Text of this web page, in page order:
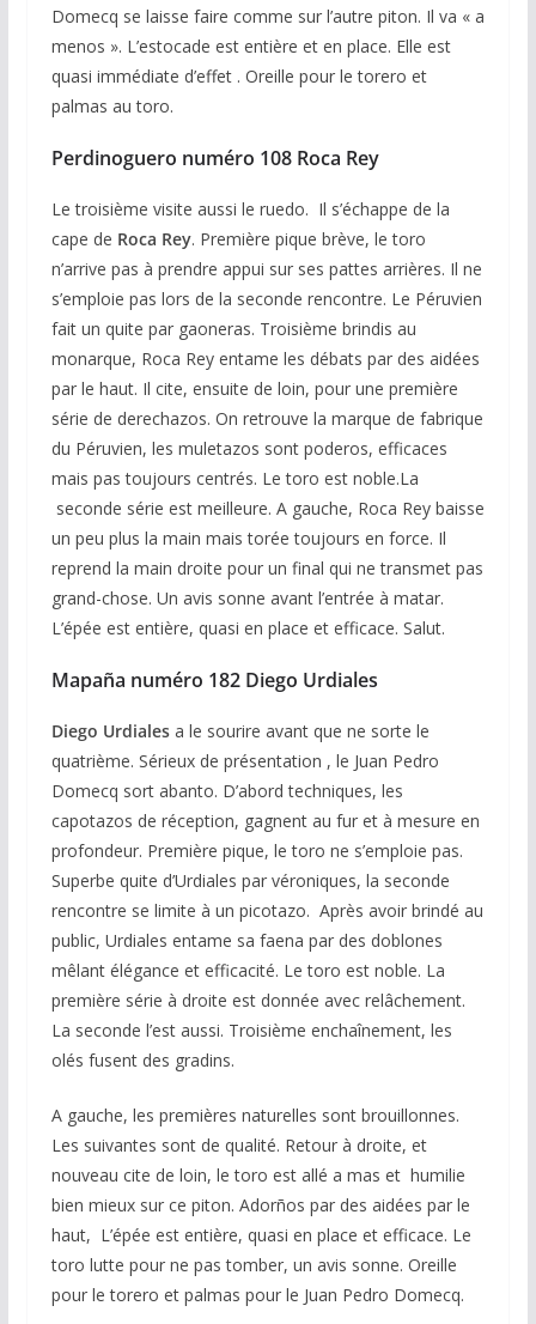
Domecq se laisse faire comme sur l’autre piton. Il va « a
menos ». L’estocade est entière et en place. Elle est
quasi immédiate d’effet . Oreille pour le torero et
palmas au toro.
Perdinoguero numéro 108 Roca Rey
Le troisième visite aussi le ruedo. Il s’échappe de la
cape de Roca Rey. Première pique brève, le toro
n’arrive pas à prendre appui sur ses pattes arrières. Il ne
s’emploie pas lors de la seconde rencontre. Le Péruvien
fait un quite par gaoneras. Troisième brindis au
monarque, Roca Rey entame les débats par des aidées
par le haut. Il cite, ensuite de loin, pour une première
série de derechazos. On retrouve la marque de fabrique
du Péruvien, les muletazos sont poderos, efficaces
mais pas toujours centrés. Le toro est noble.La
seconde série est meilleure. A gauche, Roca Rey baisse
un peu plus la main mais torée toujours en force. Il
reprend la main droite pour un final qui ne transmet pas
grand-chose. Un avis sonne avant l’entrée à matar.
L’épée est entière, quasi en place et efficace. Salut.
Mapaña numéro 182 Diego Urdiales
Diego Urdialesa le sourire avant que ne sorte le
quatrième. Sérieux de présentation , le Juan Pedro
Domecq sort abanto. D’abord techniques, les
capotazos de réception, gagnent au fur et à mesure en
profondeur. Première pique, le toro ne s’emploie pas.
Superbe quite d’Urdiales par véroniques, la seconde
rencontre se limite à un picotazo. Après avoir brindé au
public, Urdiales entame sa faena par des doblones
mêlant élégance et efficacité. Le toro est noble. La
première série à droite est donnée avec relâchement.
La seconde l’est aussi. Troisième enchaînement, les
olés fusent des gradins.
A gauche, les premières naturelles sont brouillonnes.
Les suivantes sont de qualité. Retour à droite, et
nouveau cite de loin, le toro est allé a mas et humilie
bien mieux sur ce piton. Adorños par des aidées par le
haut, L’épée est entière, quasi en place et efficace. Le
toro lutte pour ne pas tomber, un avis sonne. Oreille
pour le torero et palmas pour le Juan Pedro Domecq.